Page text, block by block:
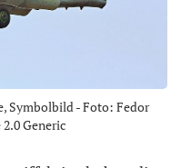
Symbolbild - Foto: Fedor
Generic